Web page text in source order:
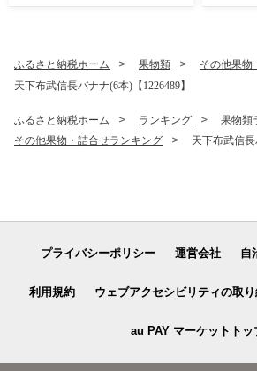
ふるさと納税ホーム 果物類
その他果物
天下布武信長バナナ(6本)【1226489】
ふるさと納税ホーム ランキング
果物類
その他果物・詰合せランキング
天下布武信長
プライバシーポリシー 運営会社 自
利用規約 ウェブアクセシビリティの取
au PAY マーケットトッ